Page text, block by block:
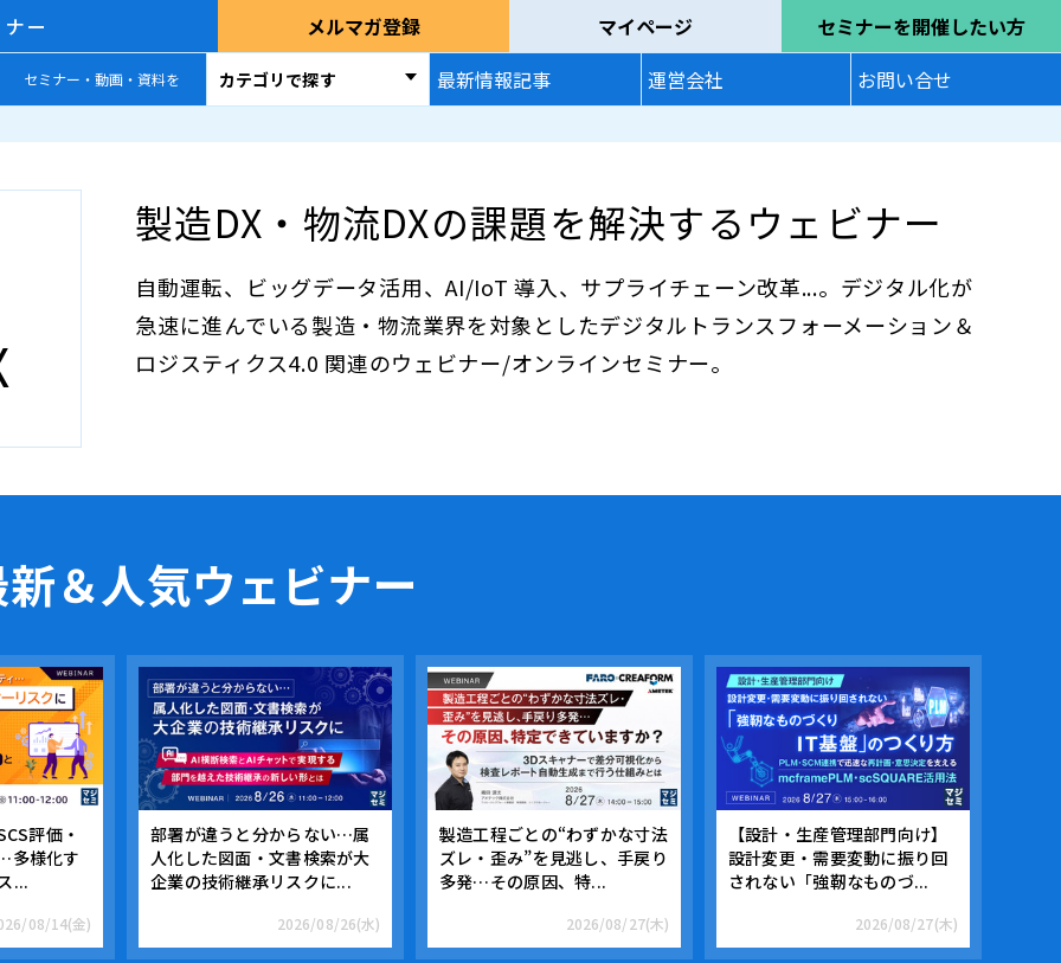
ー メルマガ登録 マイページ セミナーを開催したい方
セミナー・動画・資料を カテゴリで探す 最新情報記事 運営会社 お問い合せ
製造DX・物流DXの課題を解決するウェビナー
自動運転、ビッグデータ活用、AI/IoT 導入、サプライチェーン改革...。デジタル化が
急速に進んでいる製造・物流業界を対象としたデジタルトランスフォーメーション＆
ロジスティクス4.0 関連のウェビナー/オンラインセミナー。
＆人気ウェビナー
評価・
多様化す
...
08/14(金)
部署が違うと分からない…属
人化した図面・文書検索が大
企業の技術継承リスクに...
2026/08/26(水)
製造工程ごとの“わずかな寸法
ズレ・歪み”を見逃し、手戻り
多発…その原因、特...
2026/08/27(木)
【設計・生産管理部門向け】
設計変更・需要変動に振り回
されない「強靭なものづ...
2026/08/27(木)